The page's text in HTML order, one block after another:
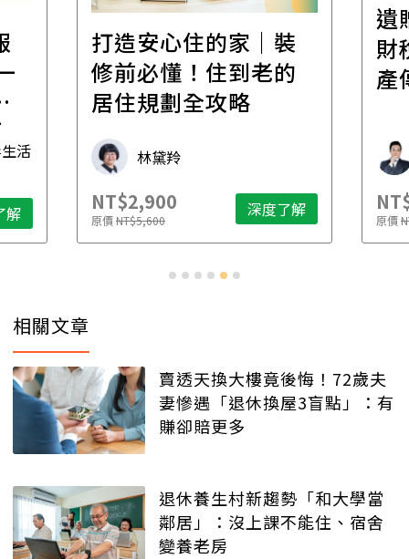
活
解
打造安心住的家｜裝
修前必懂！住到老的
居住規劃全攻略
林黛羚
NT$2,900
原價NT$5,600 深度了解
遺
財
產
原價
相關文章
賣透天換大樓竟後悔！72歲夫
妻慘遇「退休換屋3盲點」：有
賺卻賠更多
退休養生村新趨勢「和大學當
鄰居」：沒上課不能住、宿舍
變養老房